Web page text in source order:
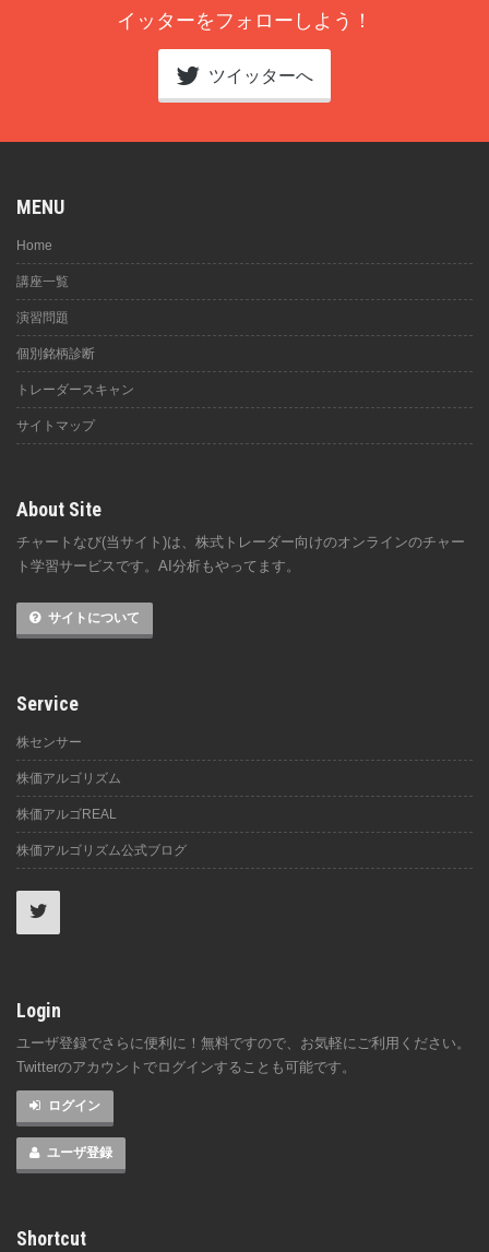
イッターをフォローしよう！
ツイッターへ
MENU
Home
講座一覧
演習問題
個別銘柄診断
トレーダースキャン
サイトマップ
About Site
チャートなび(当サイト)は、株式トレーダー向けのオンラインのチャー
ト学習サービスです。AI分析もやってます。
サイトについて
Service
株センサー
株価アルゴリズム
株価アルゴREAL
株価アルゴリズム公式ブログ
Login
ユーザ登録でさらに便利に！無料ですので、お気軽にご利用ください。
Twitterのアカウントでログインすることも可能です。
ログイン
ユーザ登録
Shortcut